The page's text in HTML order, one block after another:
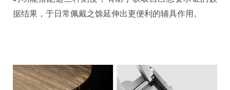
据结果，于日常佩戴之馀延伸出更便利的辅具作用。